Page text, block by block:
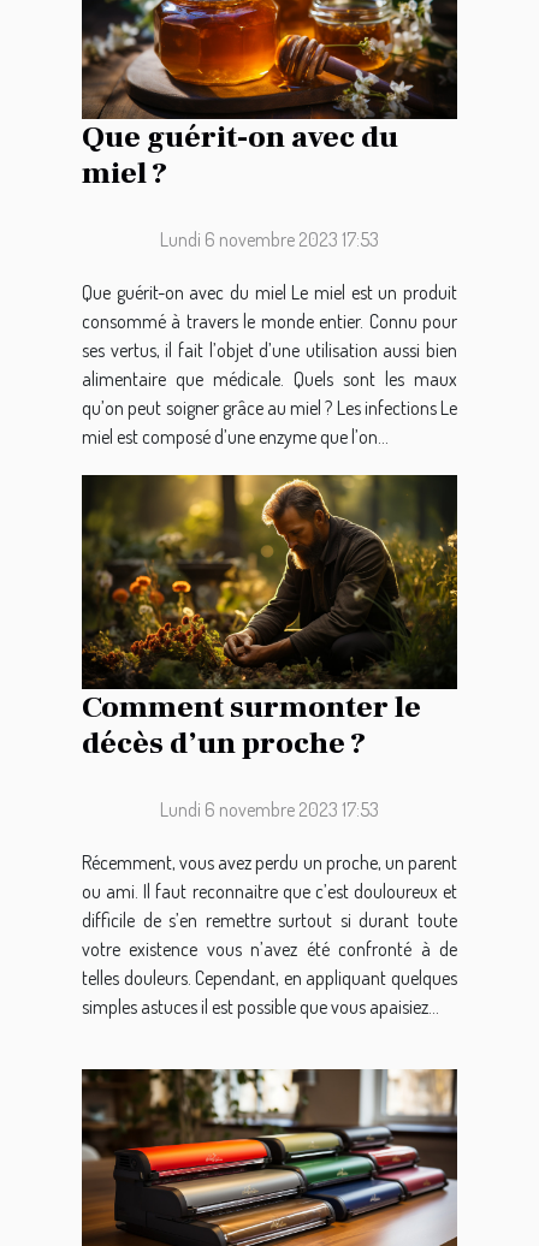
Que guérit-on avec du
miel ?
Lundi 6 novembre 2023 17:53
Que guérit-on avec du miel Le miel est un produit
consommé à travers le monde entier. Connu pour
ses vertus, il fait l’objet d’une utilisation aussi bien
alimentaire que médicale. Quels sont les maux
qu’on peut soigner grâce au miel ? Les infections Le
miel est composé d’une enzyme que l’on...
Comment surmonter le
décès d’un proche ?
Lundi 6 novembre 2023 17:53
Récemment, vous avez perdu un proche, un parent
ou ami. Il faut reconnaitre que c’est douloureux et
difficile de s’en remettre surtout si durant toute
votre existence vous n’avez été confronté à de
telles douleurs. Cependant, en appliquant quelques
simples astuces il est possible que vous apaisiez...